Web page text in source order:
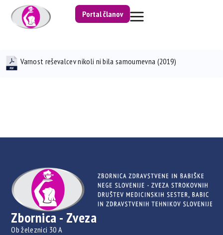
Portal članov
Varnost reševalcev nikoli ni bila samoumevna (2019)
Zbornica - Zveza
Ob železnici 30 A